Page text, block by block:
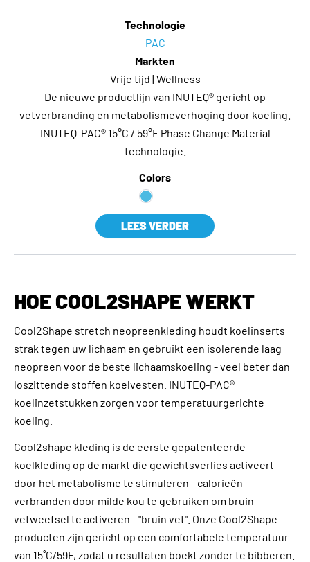
Technologie
PAC
Markten
Vrije tijd | Wellness
De nieuwe productlijn van INUTEQ® gericht op
vetverbranding en metabolismeverhoging door koeling.
INUTEQ-PAC® 15°C / 59°F Phase Change Material
technologie.
Colors
LEES VERDER
HOE COOL2SHAPE WERKT
Cool2Shape stretch neopreenkleding houdt koelinserts
strak tegen uw lichaam en gebruikt een isolerende laag
neopreen voor de beste lichaamskoeling - veel beter dan
loszittende stoffen koelvesten. INUTEQ-PAC®
koelinzetstukken zorgen voor temperatuurgerichte
koeling.
Cool2shape kleding is de eerste gepatenteerde
koelkleding op de markt die gewichtsverlies activeert
door het metabolisme te stimuleren - calorieën
verbranden door milde kou te gebruiken om bruin
vetweefsel te activeren - "bruin vet". Onze Cool2Shape
producten zijn gericht op een comfortabele temperatuur
van 15˚C/59F, zodat u resultaten boekt zonder te bibberen.